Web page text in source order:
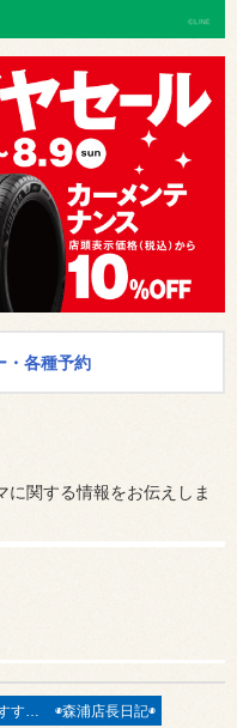
・各種予約
に関する情報をお伝えしま
◉森浦店長日記◉